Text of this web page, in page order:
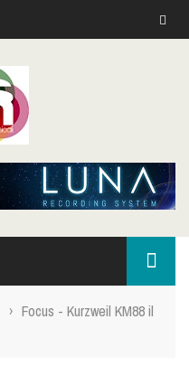
› Focus - Kurzweil KM88 il